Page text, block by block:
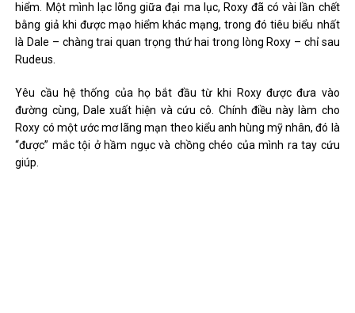
hiểm. Một mình lạc lõng giữa đại ma lục, Roxy đã có vài lần chết
bằng giả khi được mạo hiểm khác mạng, trong đó tiêu biểu nhất
là Dale – chàng trai quan trọng thứ hai trong lòng Roxy – chỉ sau
Rudeus.
Yêu cầu hệ thống của họ bắt đầu từ khi Roxy được đưa vào
đường cùng, Dale xuất hiện và cứu cô. Chính điều này làm cho
Roxy có một ước mơ lãng mạn theo kiểu anh hùng mỹ nhân, đó là
“được” mắc tội ở hầm ngục và chồng chéo của mình ra tay cứu
giúp.